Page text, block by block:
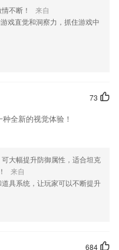
索你想知晓的内容也会非常
，app用户的弹奏进度。
，极简设计。
心，与理财金融大咖一起互
频展示教学内容
教室学习更有意思；
综合能力、个人理财、风险管
不断！
来自
戏直觉和洞察力，抓住游戏中
73
全新的视觉体验！
大幅提升防御属性，适合坦克
来自
具系统，让玩家可以不断提升
684